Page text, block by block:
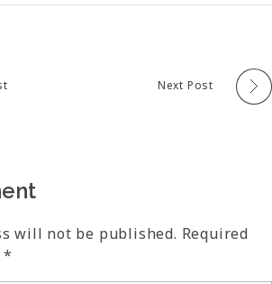
Next Post
will not be published. Required
*